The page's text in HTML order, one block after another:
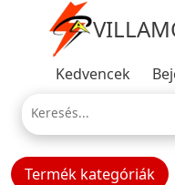
Kedvencek
Termék kategóriák